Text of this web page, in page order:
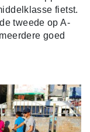
fietst.
tweede op A-
goed